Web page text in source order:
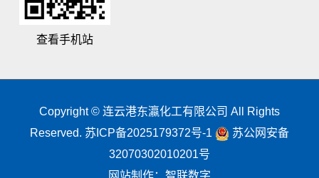
查看手机站
Copyright © 连云港东瀛化工有限公司 All Rights
Reserved. 苏ICP备2025179372号-1
苏公网安备
32070302010201号